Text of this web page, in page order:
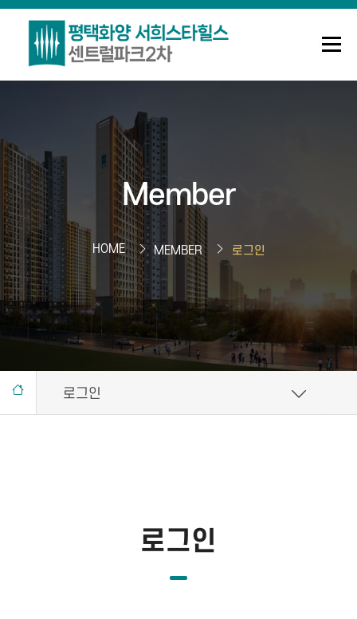
메뉴
조합안내 사업정보
Q&A 로그인 회원가입
Member
HOME MEMBER 로그인
로그인
로그인